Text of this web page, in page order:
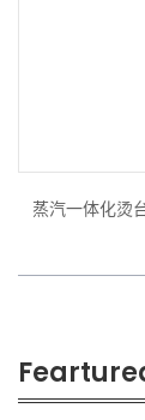
蒸汽一体化烫